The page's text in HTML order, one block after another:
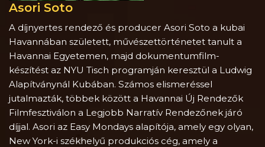
Asori Soto
A díjnyertes rendező és producer Asori Soto a kubai
Havannában született, művészettörténetet tanult a
Havannai Egyetemen, majd dokumentumfilm-
készítést az NYU Tisch programján keresztül a Ludwig
Alapítványnál Kubában. Számos elismeréssel
jutalmazták, többek között a Havannai Új Rendezők
Filmfesztiválon a Legjobb Narratív Rendezőnek járó
díjjal. Asori az Easy Mondays alapítója, amely egy olyan,
New York-i székhelyű produkciós cég, amely a